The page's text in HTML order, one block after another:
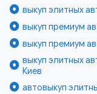
выкуп элитных
выкуп премиум
выкуп премиум
выкуп элитных
Киев
автовыкуп